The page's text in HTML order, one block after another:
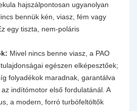
hajszálpontosan ugyanolyan
bennük kén, viasz, fém vagy
egy tiszta, nem-poláris
Mivel nincs benne viasz, a PAO
egészen elképesztőek;
folyadékok maradnak, garantálva
indítómotor első fordulatánál. A
a modern, forró turbófeltöltők